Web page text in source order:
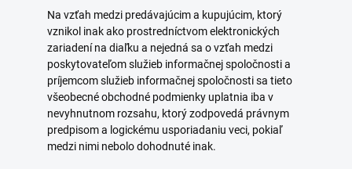
Na vzťah medzi predávajúcim a kupujúcim, ktorý
vznikol inak ako prostredníctvom elektronických
zariadení na diaľku a nejedná sa o vzťah medzi
poskytovateľom služieb informačnej spoločnosti a
príjemcom služieb informačnej spoločnosti sa tieto
všeobecné obchodné podmienky uplatnia iba v
nevyhnutnom rozsahu, ktorý zodpovedá právnym
predpisom a logickému usporiadaniu veci, pokiaľ
medzi nimi nebolo dohodnuté inak.